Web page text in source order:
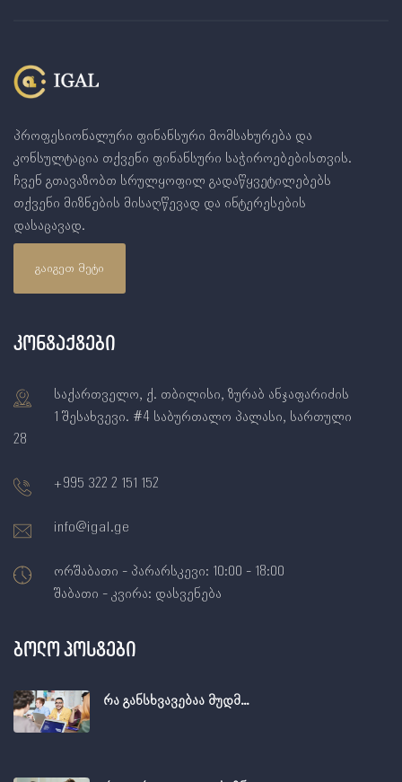
პროფესიონალური ფინანსური მომსახურება და
კონსულტაცია თქვენი ფინანსური საჭიროებებისთვის.
ჩვენ გთავაზობთ სრულყოფილ გადაწყვეტილებებს
თქვენი მიზნების მისაღწევად და ინტერესების
დასაცავად.
ᲒᲐᲘᲒᲔᲗ ᲛᲔᲢᲘ
Კონტაქტები
საქართველო, ქ. თბილისი, ზურაბ ანჯაფარიძის
1 შესახვევი. #4 საბურთალო პალასი, სართული
28
+995 322 2 151 152
info@igal.ge
ორშაბათი - პარარსკევი: 10:00 - 18:00
შაბათი - კვირა: დასვენება
Ბოლო Პოსტები
რა განსხვავებაა მუდმ…